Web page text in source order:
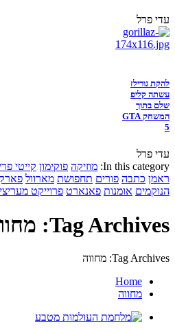
עדי פרל
להקת גורילז
עשתה קליפ
שלם בתוך
המשחק GTA
5
עדי פרל
In this category: מוזיקה פוקימון קייטי
ראמן כתבה פורים תחפושת מארוול פארק
הנוקמים אומנות פאנארט פרוייקט
Tag Archives: מחווה
Tag Archives: מחווה
Home
מחווה